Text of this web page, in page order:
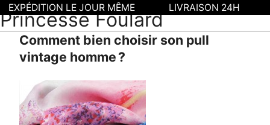
Princesse Foulard
Comment bien choisir son pull
vintage homme ?
EXPÉDITION LE JOUR MÊME LIVRAISON 24H